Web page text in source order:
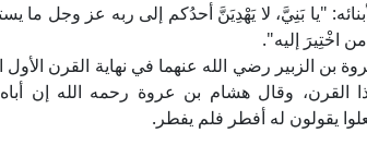
"يا بَنِيَّ، لا يَهْدِيَنَّ أحدُكم إلى ربه عز وجل ما
اخْتِيرَ إليه".
بن الزبير رضي الله عنهما في نهاية القرن
القرن، وقال هشام بن عروة رحمه الله إن
يقولون له أفطر فلم يفطر.